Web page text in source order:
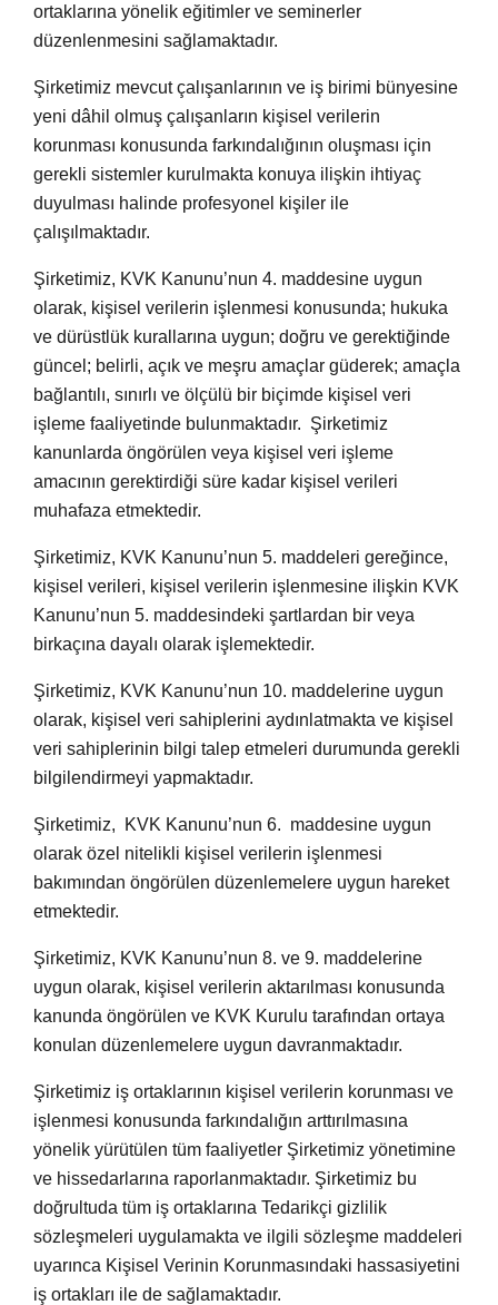
ortaklarına yönelik eğitimler ve seminerler
düzenlenmesini sağlamaktadır.
Şirketimiz mevcut çalışanlarının ve iş birimi bünyesine
yeni dâhil olmuş çalışanların kişisel verilerin
korunması konusunda farkındalığının oluşması için
gerekli sistemler kurulmakta konuya ilişkin ihtiyaç
duyulması halinde profesyonel kişiler ile
çalışılmaktadır.
Şirketimiz, KVK Kanunu’nun 4. maddesine uygun
olarak, kişisel verilerin işlenmesi konusunda; hukuka
ve dürüstlük kurallarına uygun; doğru ve gerektiğinde
güncel; belirli, açık ve meşru amaçlar güderek; amaçla
bağlantılı, sınırlı ve ölçülü bir biçimde kişisel veri
işleme faaliyetinde bulunmaktadır. Şirketimiz
kanunlarda öngörülen veya kişisel veri işleme
amacının gerektirdiği süre kadar kişisel verileri
muhafaza etmektedir.
Şirketimiz, KVK Kanunu’nun 5. maddeleri gereğince,
kişisel verileri, kişisel verilerin işlenmesine ilişkin KVK
Kanunu’nun 5. maddesindeki şartlardan bir veya
birkaçına dayalı olarak işlemektedir.
Şirketimiz, KVK Kanunu’nun 10. maddelerine uygun
olarak, kişisel veri sahiplerini aydınlatmakta ve kişisel
veri sahiplerinin bilgi talep etmeleri durumunda gerekli
bilgilendirmeyi yapmaktadır.
Şirketimiz, KVK Kanunu’nun 6. maddesine uygun
olarak özel nitelikli kişisel verilerin işlenmesi
bakımından öngörülen düzenlemelere uygun hareket
etmektedir.
Şirketimiz, KVK Kanunu’nun 8. ve 9. maddelerine
uygun olarak, kişisel verilerin aktarılması konusunda
kanunda öngörülen ve KVK Kurulu tarafından ortaya
konulan düzenlemelere uygun davranmaktadır.
Şirketimiz iş ortaklarının kişisel verilerin korunması ve
işlenmesi konusunda farkındalığın arttırılmasına
yönelik yürütülen tüm faaliyetler Şirketimiz yönetimine
ve hissedarlarına raporlanmaktadır. Şirketimiz bu
doğrultuda tüm iş ortaklarına Tedarikçi gizlilik
sözleşmeleri uygulamakta ve ilgili sözleşme maddeleri
uyarınca Kişisel Verinin Korunmasındaki hassasiyetini
iş ortakları ile de sağlamaktadır.